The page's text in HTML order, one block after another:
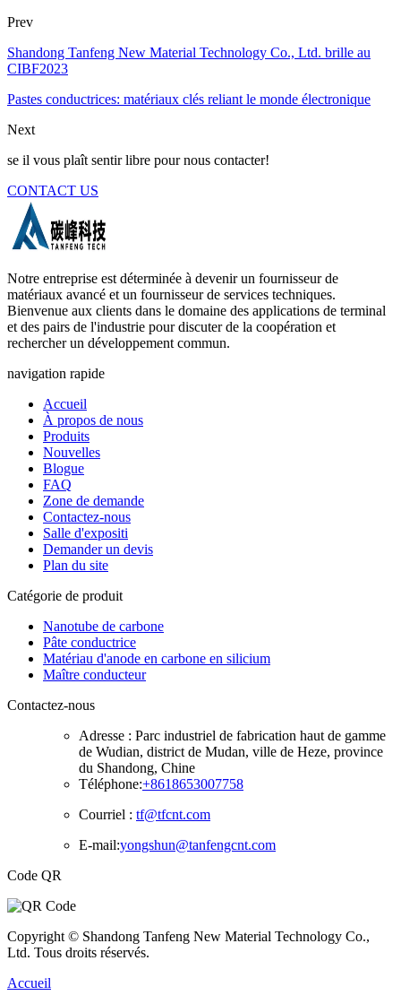
Prev
Shandong Tanfeng New Material Technology Co., Ltd. brille au
CIBF2023
Pastes conductrices: matériaux clés reliant le monde électronique
Next
se il vous plaît sentir libre pour nous contacter!
CONTACT US
Notre entreprise est déterminée à devenir un fournisseur de
matériaux avancé et un fournisseur de services techniques.
Bienvenue aux clients dans le domaine des applications de terminal
et des pairs de l'industrie pour discuter de la coopération et
rechercher un développement commun.
navigation rapide
Accueil
À propos de nous
Produits
Nouvelles
Blogue
FAQ
Zone de demande
Contactez-nous
Salle d'expositi
Demander un devis
Plan du site
Catégorie de produit
Nanotube de carbone
Pâte conductrice
Matériau d'anode en carbone en silicium
Maître conducteur
Contactez-nous
Adresse : Parc industriel de fabrication haut de gamme
de Wudian, district de Mudan, ville de Heze, province
du Shandong, Chine
Téléphone:+8618653007758
Courriel : tf@tfcnt.com
E-mail:yongshun@tanfengcnt.com
Code QR
Copyright © Shandong Tanfeng New Material Technology Co.,
Ltd. Tous droits réservés.
Accueil